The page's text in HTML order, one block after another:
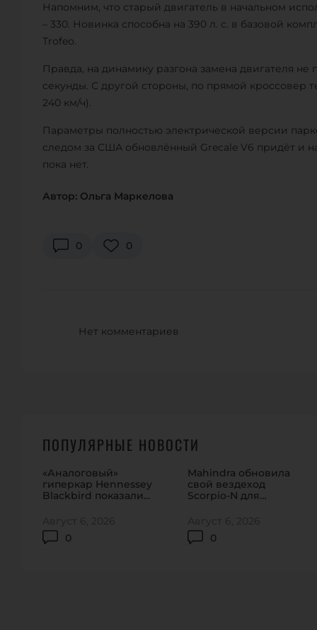
Напомним, что старый двигатель в начальном
– 330. Новинка способна на 390 л. с. в базовой
Trofeo.
Правда, на динамику разгона замена двигателя
секунды. С другой стороны, по прямой кроссовер
240 км/ч).
Параметры полностью электрической версии
следом за США обновлённый Grecale V6 придёт и
пока нет.
Автор: Ольга Маркелова
0 0
Нет комментариев
ПОПУЛЯРНЫЕ НОВОСТИ
«Аналоговый»
гиперкар Hennessey
Blackbird показали
0
Август 6, 2026
Mahindra обновила
свой вездеход
Scorpio-N для
0
Август 6, 2026